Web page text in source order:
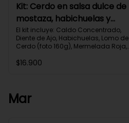
Kit: Cerdo en salsa dulce de
mostaza, habichuelas y
zanahorias asadas-133
El kit incluye: Caldo Concentrado,
Diente de Ajo, Habichuelas, Lomo de
Cerdo (foto 160g), Mermelada Roja,
Impresa.
$16.900
Mar